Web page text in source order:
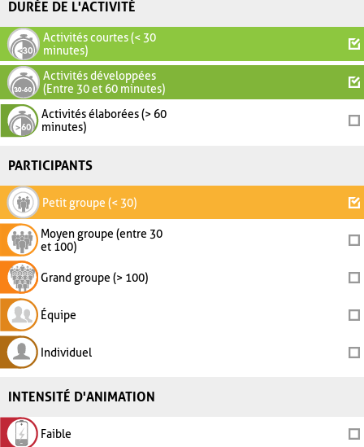
DURÉE DE L'ACTIVITÉ
Activités courtes (< 30
minutes)
Activités développées
(Entre 30 et 60 minutes)
Activités élaborées (> 60
minutes)
PARTICIPANTS
Petit groupe (< 30)
Moyen groupe (entre 30
et 100)
Grand groupe (> 100)
Équipe
Individuel
INTENSITÉ D'ANIMATION
Faible